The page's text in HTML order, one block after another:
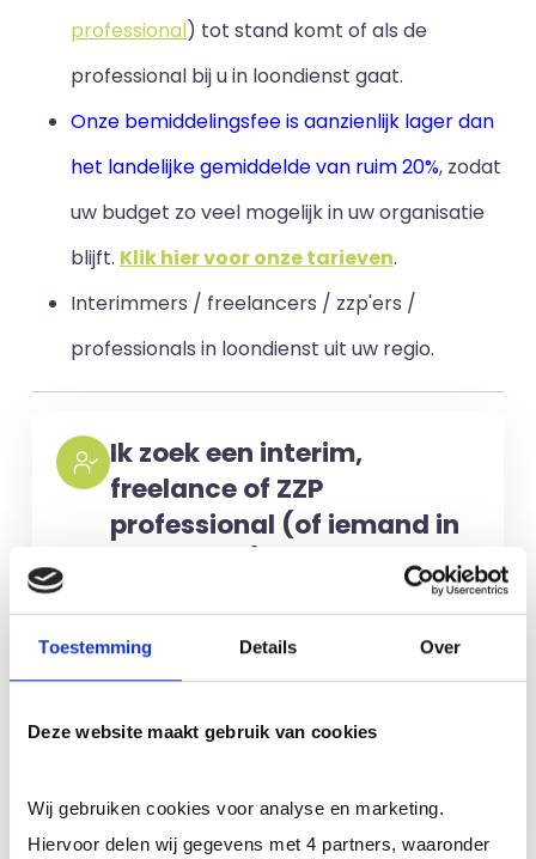
Toestemming Details Over
Deze website maakt gebruik van cookies
Wij gebruiken cookies voor analyse en marketing.
Hiervoor delen wij gegevens met 4 partners, waaronder
professional) tot stand komt of als de
professional bij u in loondienst gaat.
Onze bemiddelingsfee is aanzienlijk lager dan
het landelijke gemiddelde van ruim 20%, zodat
uw budget zo veel mogelijk in uw organisatie
blijft. Klik hier voor onze tarieven.
Interimmers / freelancers / zzp'ers /
professionals in loondienst uit uw regio.
Ik zoek een interim,
freelance of ZZP
professional (of iemand in
loondienst)
kandidaten berekenen wij geen kosten.
No match? No pay!Kosten worden
alleen gemaakt als een professional
Meer informatie